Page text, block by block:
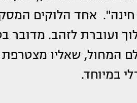
אחד הלוקים
ועוברת לזהב. מדובר
המחול, שאליו
במיוחד.